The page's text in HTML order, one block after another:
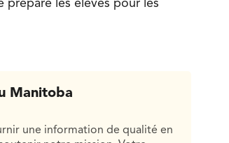
prépare les élèves pour les
Manitoba
une information de qualité en